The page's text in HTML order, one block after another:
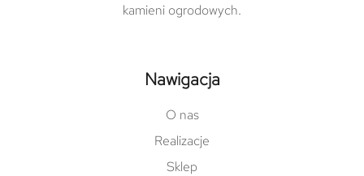
kamieni ogrodowych.
Nawigacja
O nas
Realizacje
Sklep